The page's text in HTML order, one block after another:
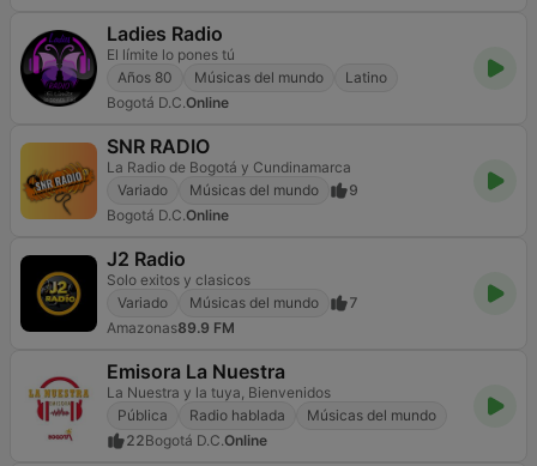
Ladies Radio
El límite lo pones tú
Años 80
Músicas del mundo
Latino
Bogotá D.C.Online
SNR RADIO
La Radio de Bogotá y Cundinamarca
Variado
Músicas del mundo
9
Bogotá D.C.Online
J2 Radio
Solo exitos y clasicos
Variado
Músicas del mundo
7
Amazonas89.9 FM
Emisora La Nuestra
La Nuestra y la tuya, Bienvenidos
Pública
Radio hablada
Músicas del mundo
22Bogotá D.C.Online